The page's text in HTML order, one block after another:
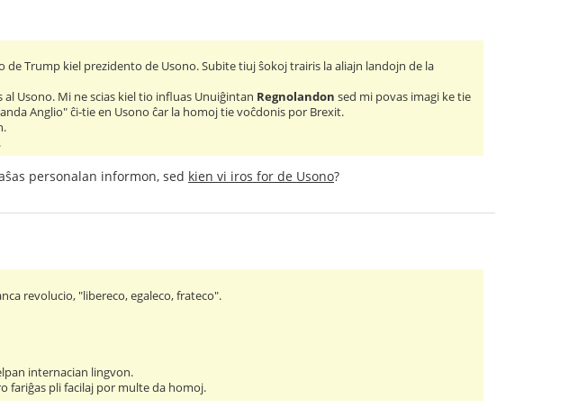
Trump kiel prezidento de Usono. Subite tiuj ŝokoj trairis la aliajn landojn de la
Usono. Mi ne scias kiel tio influas Unuiĝintan Regnolandon sed mi povas imagi ke tie
Anglio" ĉi-tie en Usono ĉar la homoj tie voĉdonis por Brexit.
personalan informon, sed kien vi iros for de Usono?
revolucio, "libereco, egaleco, frateco".
internacian lingvon.
fariĝas pli facilaj por multe da homoj.